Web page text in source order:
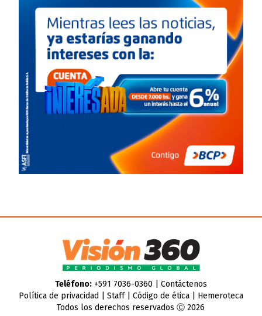
Teléfono:+591 7036-0360 | Contáctenos
Política de privacidad| Staff| Código de ética| Hemeroteca
Todos los derechos reservados Ⓒ 2026